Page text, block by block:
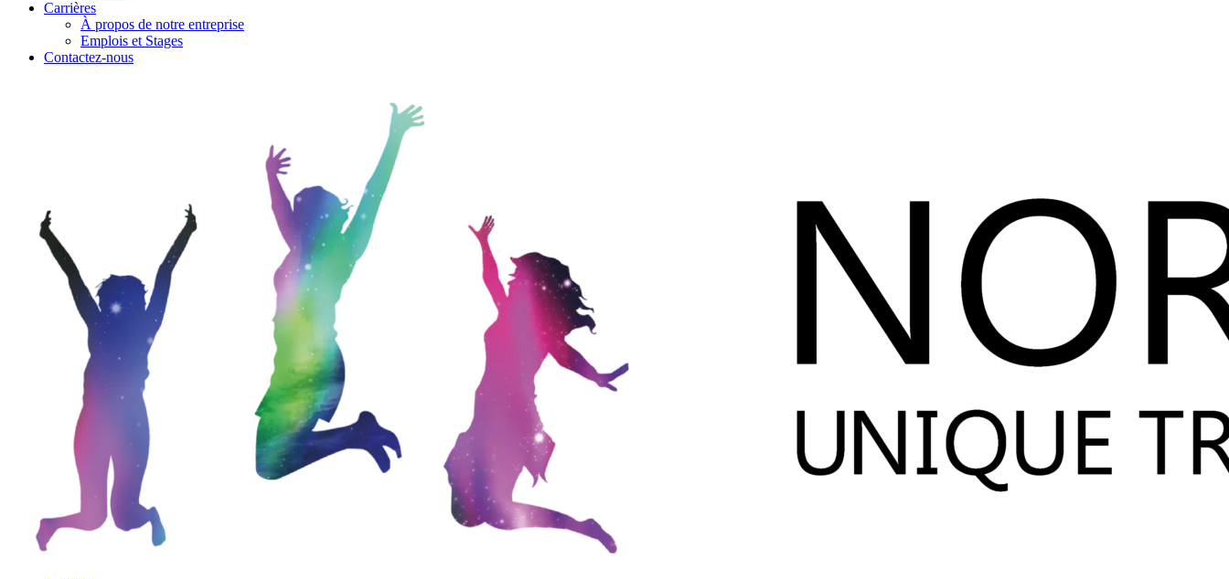
Carrières
À propos de notre entreprise
Emplois et Stages
Contactez-nous